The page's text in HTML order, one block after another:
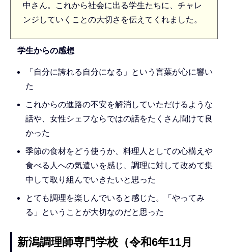
中さん。これから社会に出る学生たちに、チャレ
ンジしていくことの大切さを伝えてくれました。
学生からの感想
「自分に誇れる自分になる」という言葉が心に響い
た
これからの進路の不安を解消していただけるような
話や、女性シェフならではの話をたくさん聞けて良
かった
季節の食材をどう使うか、料理人としての心構えや
食べる人への気遣いを感じ、調理に対して改めて集
中して取り組んでいきたいと思った
とても調理を楽しんでいると感じた。「やってみ
る」ということが大切なのだと思った
新潟調理師専門学校（令和6年11月